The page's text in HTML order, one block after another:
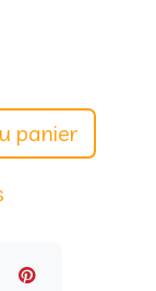
panier